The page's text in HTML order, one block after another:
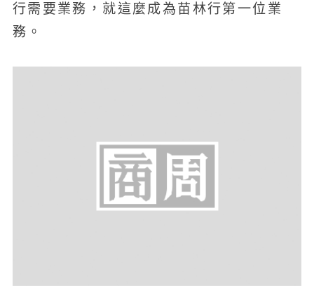
行需要業務，就這麼成為苗林行第一位業
務。